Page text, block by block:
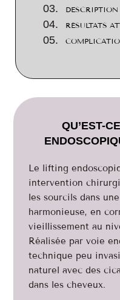
DESCRIPTION
RÉSULTATS
QU’EST-
Le lifting
intervention
les sourcils dans
harmonieuse, en
vieillissement au
Réalisée par voie
technique peu
naturel avec des
dans les cheveux.